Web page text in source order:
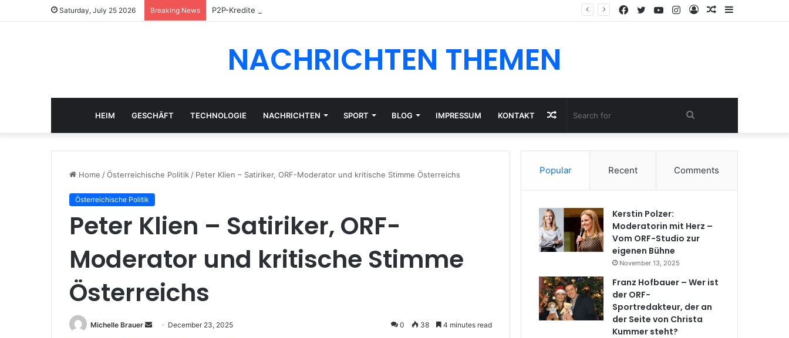
Saturday, July 25 2026 Breaking News P2P-Kredite in CHF oder EUR: Währungsrisiko für Schweizer Anleger Sidebar
Random
Log
Instagram
YouTube
Twitter
Facebook
NACHRICHTEN THEMEN
HEIM GESCHÄFT TECHNOLOGIE NACHRICHTEN SPORT BLOG IMPRESSUM KONTAKT
for
Random
Article
Home /Österreichische Politik / Peter Klien – Satiriker, ORF-Moderator und kritische Stimme Österreichs
Österreichische Politik
Peter Klien – Satiriker, ORF-
Moderator und kritische Stimme
Österreichs
Michelle Brauer
Send December 23, 2025 0 38 4 minutes read
Popular Recent Comments
Kerstin Polzer:
Moderatorin mit Herz –
Vom ORF-Studio zur
eigenen Bühne
November 13, 2025
Franz Hofbauer – Wer ist
der ORF-
Sportredakteur, der an
der Seite von Christa
Kummer steht?